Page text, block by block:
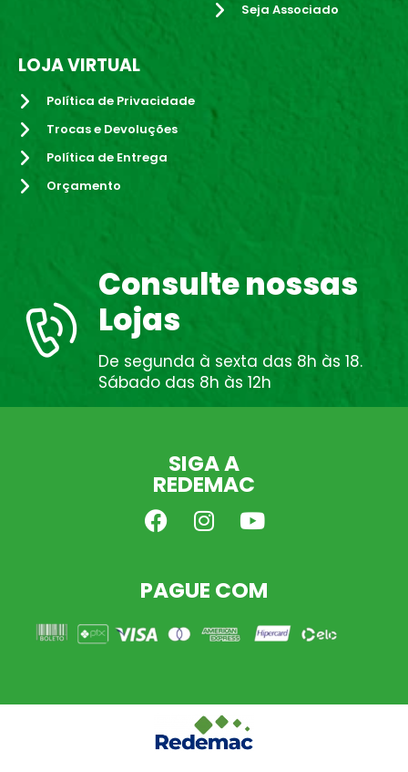
Seja Associado
LOJA VIRTUAL
Política de Privacidade
Trocas e Devoluções
Política de Entrega
Orçamento
Consulte nossas
Lojas
De segunda à sexta das 8h às 18.
Sábado das 8h às 12h
SIGA A
REDEMAC
PAGUE COM